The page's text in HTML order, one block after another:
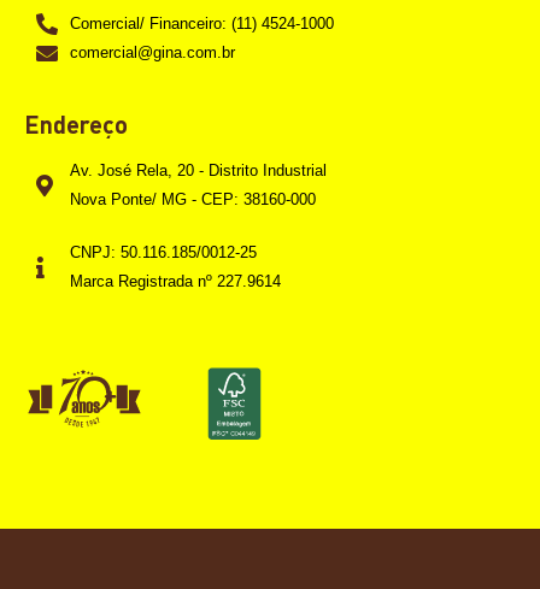
Comercial/ Financeiro: (11) 4524-1000
comercial@gina.com.br
Endereço
Av. José Rela, 20 - Distrito Industrial
Nova Ponte/ MG - CEP: 38160-000
CNPJ: 50.116.185/0012-25
Marca Registrada nº 227.9614